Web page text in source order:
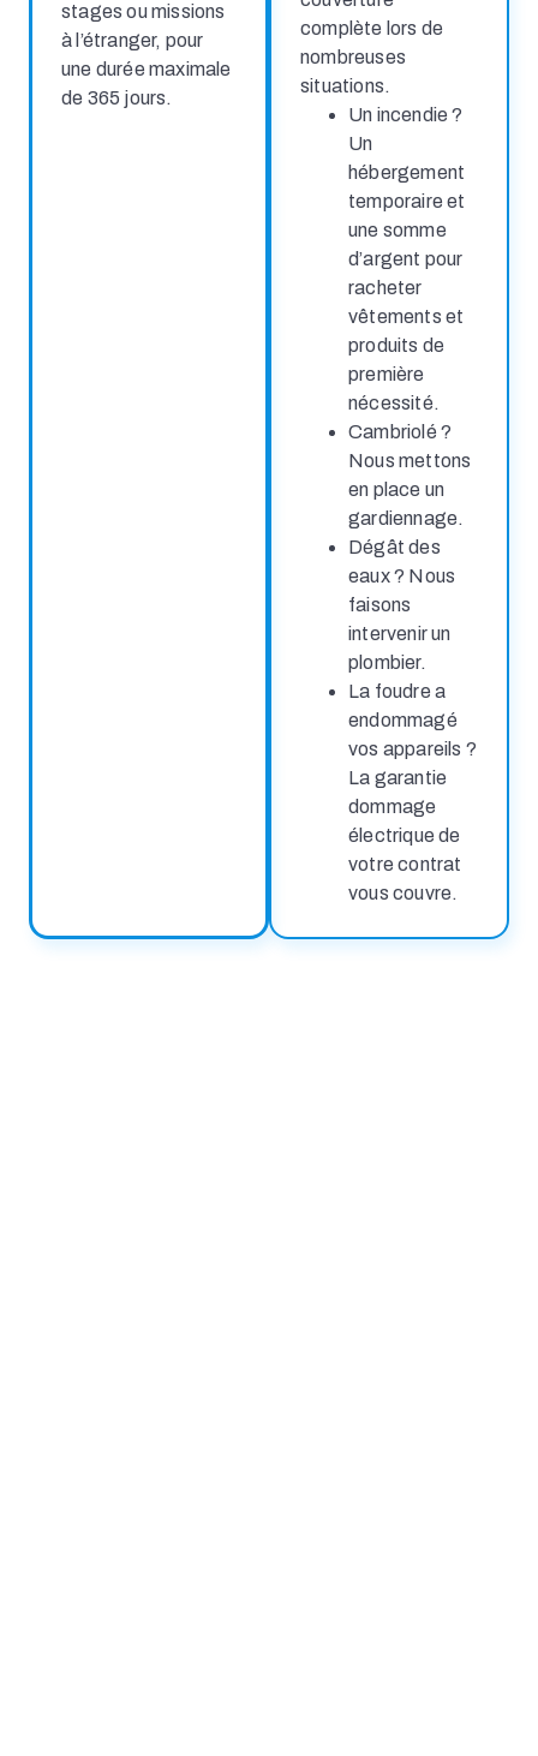
stages ou missions
à l’étranger, pour
une durée maximale
de 365 jours.
complète lors de
nombreuses
situations.
Un incendie ?
Un
hébergement
temporaire et
une somme
d’argent pour
racheter
vêtements et
produits de
première
nécessité.
Cambriolé ?
Nous mettons
en place un
gardiennage.
Dégât des
eaux ? Nous
faisons
intervenir un
plombier.
La foudre a
endommagé
vos appareils ?
La garantie
dommage
électrique de
votre contrat
vous couvre.